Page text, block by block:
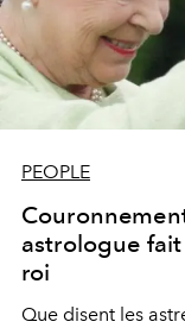
PEOPLE
astrologue
roi
Que disent les